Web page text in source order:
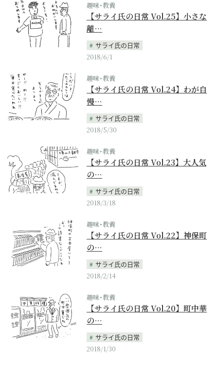
趣味･教養
【サライ氏の日常 Vol.25】小さな
離…
サライ氏の日常
2018/6/1
趣味･教養
【サライ氏の日常 Vol.24】わが自
慢…
サライ氏の日常
2018/5/30
趣味･教養
【サライ氏の日常 Vol.23】大人気
の…
サライ氏の日常
2018/3/18
趣味･教養
【サライ氏の日常 Vol.22】神保町
の…
サライ氏の日常
2018/2/14
趣味･教養
【サライ氏の日常 Vol.20】町中華
の…
サライ氏の日常
2018/1/30